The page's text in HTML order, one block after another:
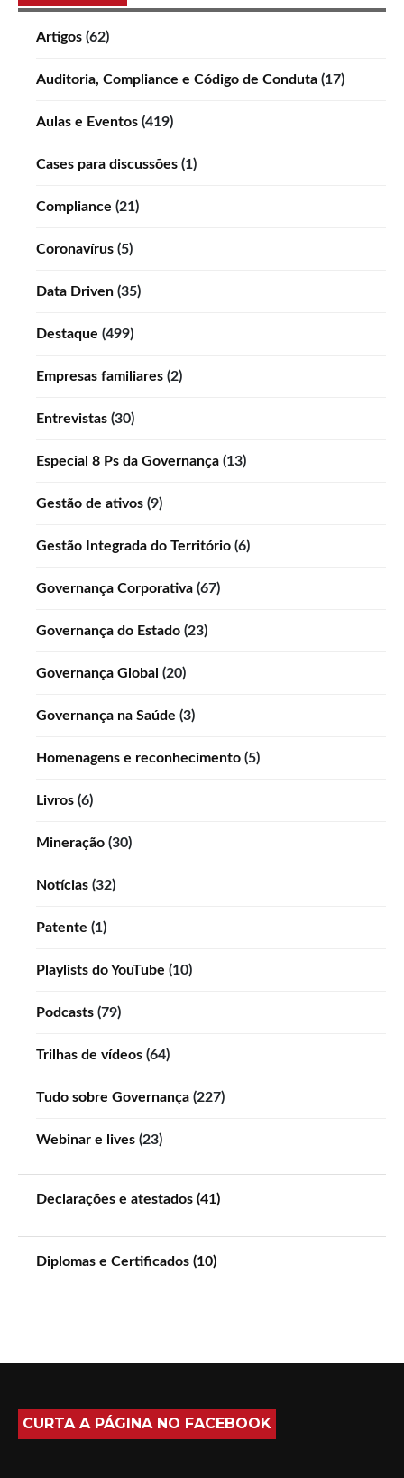
Artigos (62)
Auditoria, Compliance e Código de Conduta (17)
Aulas e Eventos (419)
Cases para discussões (1)
Compliance (21)
Coronavírus (5)
Data Driven (35)
Destaque (499)
Empresas familiares (2)
Entrevistas (30)
Especial 8 Ps da Governança (13)
Gestão de ativos (9)
Gestão Integrada do Território (6)
Governança Corporativa (67)
Governança do Estado (23)
Governança Global (20)
Governança na Saúde (3)
Homenagens e reconhecimento (5)
Livros (6)
Mineração (30)
Notícias (32)
Patente (1)
Playlists do YouTube (10)
Podcasts (79)
Trilhas de vídeos (64)
Tudo sobre Governança (227)
Webinar e lives (23)
Declarações e atestados (41)
Diplomas e Certificados (10)
CURTA A PÁGINA NO FACEBOOK